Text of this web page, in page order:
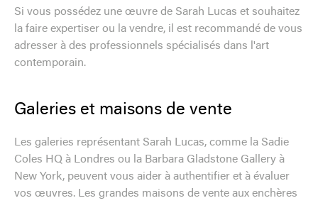
Si vous possédez une œuvre de Sarah Lucas et souhaitez
la faire expertiser ou la vendre, il est recommandé de vous
adresser à des professionnels spécialisés dans l'art
contemporain.
Galeries et maisons de vente
Les galeries représentant Sarah Lucas, comme la Sadie
Coles HQ à Londres ou la Barbara Gladstone Gallery à
New York, peuvent vous aider à authentifier et à évaluer
vos œuvres. Les grandes maisons de vente aux enchères